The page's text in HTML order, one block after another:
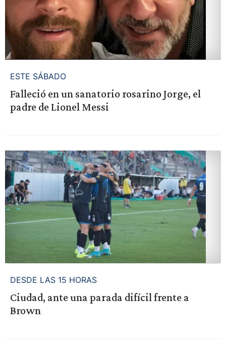
ESTE SÁBADO
Falleció en un sanatorio rosarino Jorge, el
padre de Lionel Messi
DESDE LAS 15 HORAS
Ciudad, ante una parada difícil frente a
Brown